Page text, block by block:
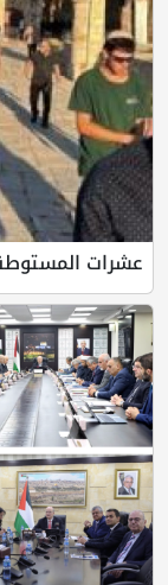
عشرات